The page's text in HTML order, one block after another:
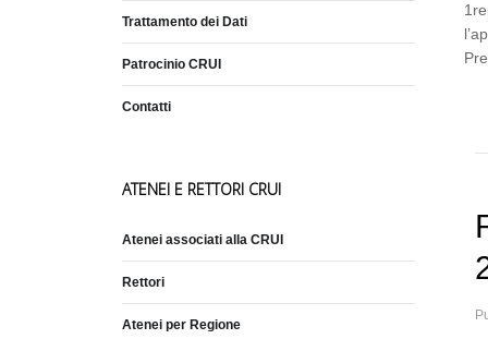
Trattamento dei Dati
Patrocinio CRUI
Contatti
ATENEI E RETTORI CRUI
Atenei associati alla CRUI
Rettori
Atenei per Regione